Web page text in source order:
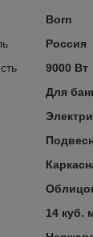
Born
Россия
9000 Вт
Для
14 куб.